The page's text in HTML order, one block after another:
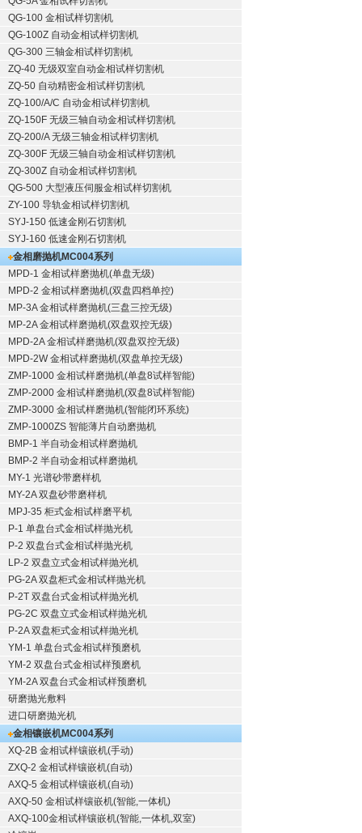
QG-100 金相试样切割机
QG-100Z 自动金相试样切割机
QG-300 三轴金相试样切割机
ZQ-40 无级双室自动金相试样切割机
ZQ-50 自动精密金相试样切割机
ZQ-100/A/C 自动金相试样切割机
ZQ-150F 无级三轴自动金相试样切割机
ZQ-200/A 无级三轴金相试样切割机
ZQ-300F 无级三轴自动金相试样切割机
ZQ-300Z 自动金相试样切割机
QG-500 大型液压伺服金相试样切割机
ZY-100 导轨金相试样切割机
SYJ-150 低速金刚石切割机
SYJ-160 低速金刚石切割机
金相磨抛机MC004系列
MPD-1 金相试样磨抛机(单盘无级)
MPD-2 金相试样磨抛机(双盘四档单控)
MP-3A 金相试样磨抛机(三盘三控无级)
MP-2A 金相试样磨抛机(双盘双控无级)
MPD-2A 金相试样磨抛机(双盘双控无级)
MPD-2W 金相试样磨抛机(双盘单控无级)
ZMP-1000 金相试样磨抛机(单盘8试样智能)
ZMP-2000 金相试样磨抛机(双盘8试样智能)
ZMP-3000 金相试样磨抛机(智能闭环系统)
ZMP-1000ZS 智能薄片自动磨抛机
BMP-1 半自动金相试样磨抛机
BMP-2 半自动金相试样磨抛机
MY-1 光谱砂带磨样机
MY-2A 双盘砂带磨样机
MPJ-35 柜式金相试样磨平机
P-1 单盘台式金相试样抛光机
P-2 双盘台式金相试样抛光机
LP-2 双盘立式金相试样抛光机
PG-2A 双盘柜式金相试样抛光机
P-2T 双盘台式金相试样抛光机
PG-2C 双盘立式金相试样抛光机
P-2A 双盘柜式金相试样抛光机
YM-1 单盘台式金相试样预磨机
YM-2 双盘台式金相试样预磨机
YM-2A 双盘台式金相试样预磨机
研磨抛光敷料
进口研磨抛光机
金相镶嵌机MC004系列
XQ-2B 金相试样镶嵌机(手动)
ZXQ-2 金相试样镶嵌机(自动)
AXQ-5 金相试样镶嵌机(自动)
AXQ-50 金相试样镶嵌机(智能,一体机)
AXQ-100金相试样镶嵌机(智能,一体机,双室)